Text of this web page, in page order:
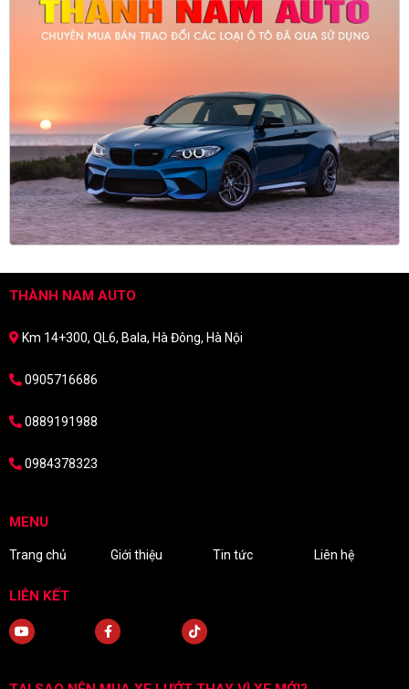
THÀNH NAM AUTO
Km 14+300, QL6, Bala, Hà Đông, Hà Nội
0905716686
0889191988
0984378323
MENU
Trang chủ Giới thiệu Tin tức Liên hệ
LIÊN KẾT